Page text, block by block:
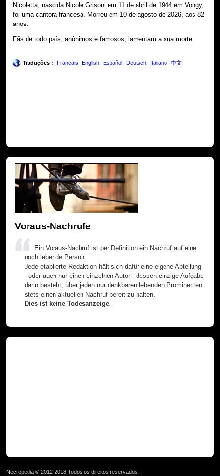
Nicoletta, nascida Nicole Grisoni em 11 de abril de 1944 em Vongy,
foi uma cantora francesa. Morreu em 10 de agosto de 2026, aos 82
anos.
Fãs de todo país, anônimos e famosos, lamentam a sua morte.
Traduções : Français English Español Deutsch Italiano 中文
Voraus-Nachrufe
Ein Voraus-Nachruf ist per Definition ein Nachruf auf eine
noch lebende Person.
Jede etablierte Redaktion hält sich dafür eine eigene Abteilung
- oder auch nur einen einzelnen Autor - dessen einzige Aufgabe
darin besteht, über jeden nur denkbaren lebenden Prominenten
stets einen aktuellen Nachruf bereit zu halten.
Dies ist keine Todesanzeige.
Necropedia © 2012-2018 Todos os direitos reservados.